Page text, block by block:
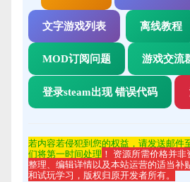
文字游戏列表 离线教程
MOD订阅问题 游戏交流
登录steam出现 错误代码
若内容若侵犯到您的权益，请发送邮件
们将第一时间处理 ！ 资源所需价格并非
整理、编辑详情以及本站运营的适当补
和试玩学习，版权归原开发者所有。